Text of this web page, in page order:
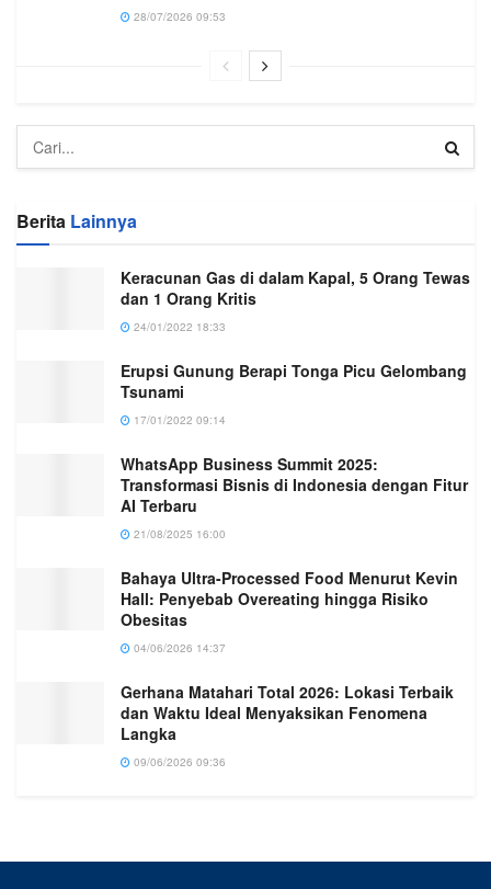
28/07/2026 09:53
Berita Lainnya
Keracunan Gas di dalam Kapal, 5 Orang Tewas
dan 1 Orang Kritis
24/01/2022 18:33
Erupsi Gunung Berapi Tonga Picu Gelombang
Tsunami
17/01/2022 09:14
WhatsApp Business Summit 2025:
Transformasi Bisnis di Indonesia dengan Fitur
AI Terbaru
21/08/2025 16:00
Bahaya Ultra-Processed Food Menurut Kevin
Hall: Penyebab Overeating hingga Risiko
Obesitas
04/06/2026 14:37
Gerhana Matahari Total 2026: Lokasi Terbaik
dan Waktu Ideal Menyaksikan Fenomena
Langka
09/06/2026 09:36